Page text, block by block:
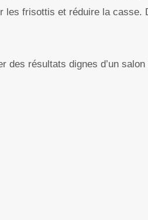
les frisottis et réduire la casse.
des résultats dignes d’un